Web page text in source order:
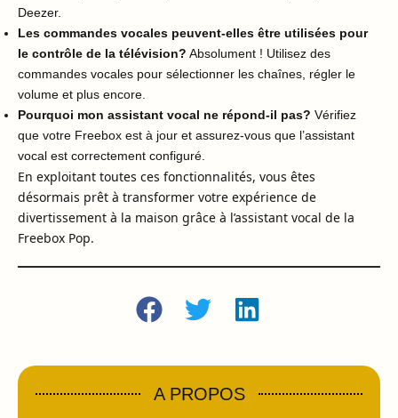
Deezer.
Les commandes vocales peuvent-elles être utilisées pour
le contrôle de la télévision? Absolument ! Utilisez des
commandes vocales pour sélectionner les chaînes, régler le
volume et plus encore.
Pourquoi mon assistant vocal ne répond-il pas? Vérifiez
que votre Freebox est à jour et assurez-vous que l’assistant
vocal est correctement configuré.
En exploitant toutes ces fonctionnalités, vous êtes
désormais prêt à transformer votre expérience de
divertissement à la maison grâce à l’assistant vocal de la
Freebox Pop.
A PROPOS